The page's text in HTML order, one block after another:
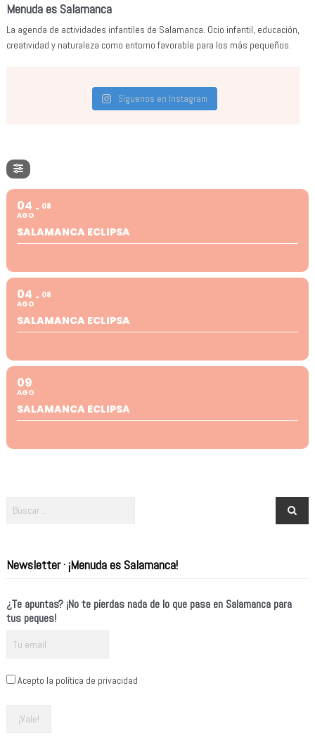
Menuda es Salamanca
La agenda de actividades infantiles de Salamanca. Ocio infantil, educación,
creatividad y naturaleza como entorno favorable para los más pequeños.
Síguenos en Instagram
04
AGO
08
SALAMANCA ECLIPSA
04
AGO
08
SALAMANCA ECLIPSA
09
AGO
SALAMANCA ECLIPSA
Newsletter · ¡Menuda es Salamanca!
¿Te apuntas? ¡No te pierdas nada de lo que pasa en Salamanca para
tus peques!
Acepto la política de privacidad